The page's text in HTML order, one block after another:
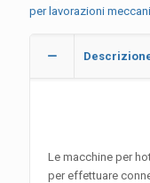
per lavorazioni
Le macchine per
per effettuare